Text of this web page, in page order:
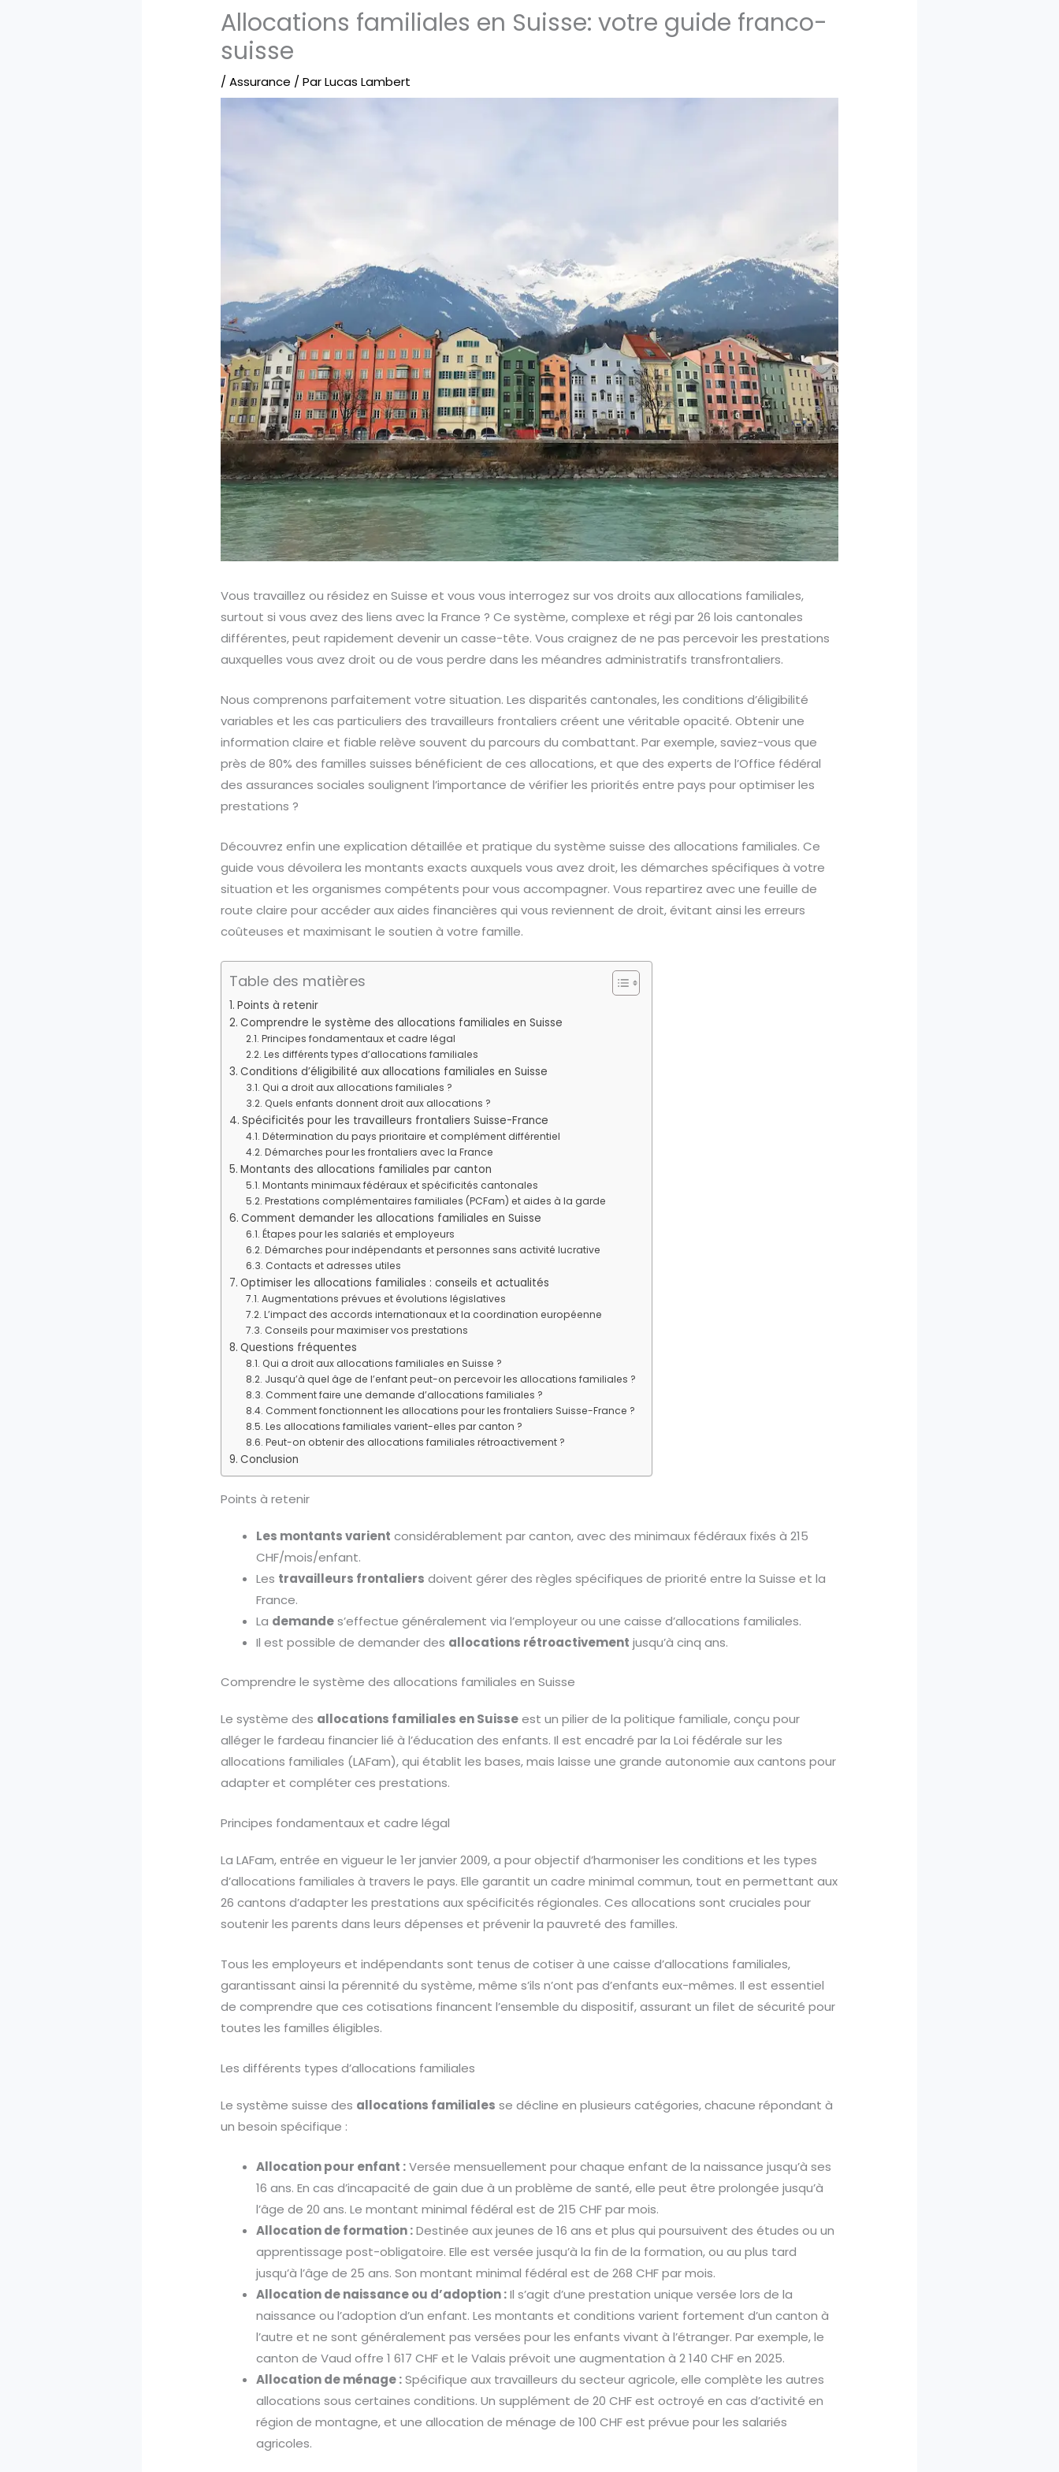
Allocations familiales en Suisse: votre guide franco-
suisse
/Assurance / ParLucas Lambert
Vous travaillez ou résidez en Suisse et vous vous interrogez sur vos droits aux allocations familiales,
surtout si vous avez des liens avec la France ? Ce système, complexe et régi par 26 lois cantonales
différentes, peut rapidement devenir un casse-tête. Vous craignez de ne pas percevoir les prestations
auxquelles vous avez droit ou de vous perdre dans les méandres administratifs transfrontaliers.
Nous comprenons parfaitement votre situation. Les disparités cantonales, les conditions d’éligibilité
variables et les cas particuliers des travailleurs frontaliers créent une véritable opacité. Obtenir une
information claire et fiable relève souvent du parcours du combattant. Par exemple, saviez-vous que
près de 80% des familles suisses bénéficient de ces allocations, et que des experts de l’Office fédéral
des assurances sociales soulignent l’importance de vérifier les priorités entre pays pour optimiser les
prestations ?
Découvrez enfin une explication détaillée et pratique du système suisse des allocations familiales. Ce
guide vous dévoilera les montants exacts auxquels vous avez droit, les démarches spécifiques à votre
situation et les organismes compétents pour vous accompagner. Vous repartirez avec une feuille de
route claire pour accéder aux aides financières qui vous reviennent de droit, évitant ainsi les erreurs
coûteuses et maximisant le soutien à votre famille.
Table des matières
Points à retenir
Comprendre le système des allocations familiales en Suisse
Principes fondamentaux et cadre légal
Les différents types d’allocations familiales
Conditions d’éligibilité aux allocations familiales en Suisse
Qui a droit aux allocations familiales ?
Quels enfants donnent droit aux allocations ?
Spécificités pour les travailleurs frontaliers Suisse-France
Détermination du pays prioritaire et complément différentiel
Démarches pour les frontaliers avec la France
Montants des allocations familiales par canton
Montants minimaux fédéraux et spécificités cantonales
Prestations complémentaires familiales (PCFam) et aides à la garde
Comment demander les allocations familiales en Suisse
Étapes pour les salariés et employeurs
Démarches pour indépendants et personnes sans activité lucrative
Contacts et adresses utiles
Optimiser les allocations familiales : conseils et actualités
Augmentations prévues et évolutions législatives
L’impact des accords internationaux et la coordination européenne
Conseils pour maximiser vos prestations
Questions fréquentes
Qui a droit aux allocations familiales en Suisse ?
Jusqu’à quel âge de l’enfant peut-on percevoir les allocations familiales ?
Comment faire une demande d’allocations familiales ?
Comment fonctionnent les allocations pour les frontaliers Suisse-France ?
Les allocations familiales varient-elles par canton ?
Peut-on obtenir des allocations familiales rétroactivement ?
Conclusion
Points à retenir
Les montants varient considérablement par canton, avec des minimaux fédéraux fixés à 215
CHF/mois/enfant.
Les travailleurs frontaliers doivent gérer des règles spécifiques de priorité entre la Suisse et la
France.
La demandes’effectue généralement via l’employeur ou une caisse d’allocations familiales.
Il est possible de demander des allocations rétroactivement jusqu’à cinq ans.
Comprendre le système des allocations familiales en Suisse
Le système des allocations familiales en Suisseest un pilier de la politique familiale, conçu pour
alléger le fardeau financier lié à l’éducation des enfants. Il est encadré par la Loi fédérale sur les
allocations familiales (LAFam), qui établit les bases, mais laisse une grande autonomie aux cantons pour
adapter et compléter ces prestations.
Principes fondamentaux et cadre légal
La LAFam, entrée en vigueur le 1er janvier 2009, a pour objectif d’harmoniser les conditions et les types
d’allocations familiales à travers le pays. Elle garantit un cadre minimal commun, tout en permettant aux
26 cantons d’adapter les prestations aux spécificités régionales. Ces allocations sont cruciales pour
soutenir les parents dans leurs dépenses et prévenir la pauvreté des familles.
Tous les employeurs et indépendants sont tenus de cotiser à une caisse d’allocations familiales,
garantissant ainsi la pérennité du système, même s’ils n’ont pas d’enfants eux-mêmes. Il est essentiel
de comprendre que ces cotisations financent l’ensemble du dispositif, assurant un filet de sécurité pour
toutes les familles éligibles.
Les différents types d’allocations familiales
Le système suisse des allocations familiales se décline en plusieurs catégories, chacune répondant à
un besoin spécifique :
Allocation pour enfant :Versée mensuellement pour chaque enfant de la naissance jusqu’à ses
16 ans. En cas d’incapacité de gain due à un problème de santé, elle peut être prolongée jusqu’à
l’âge de 20 ans. Le montant minimal fédéral est de 215 CHF par mois.
Allocation de formation :Destinée aux jeunes de 16 ans et plus qui poursuivent des études ou un
apprentissage post-obligatoire. Elle est versée jusqu’à la fin de la formation, ou au plus tard
jusqu’à l’âge de 25 ans. Son montant minimal fédéral est de 268 CHF par mois.
Allocation de naissance ou d’adoption :Il s’agit d’une prestation unique versée lors de la
naissance ou l’adoption d’un enfant. Les montants et conditions varient fortement d’un canton à
l’autre et ne sont généralement pas versées pour les enfants vivant à l’étranger. Par exemple, le
canton de Vaud offre 1 617 CHF et le Valais prévoit une augmentation à 2 140 CHF en 2025.
Allocation de ménage :Spécifique aux travailleurs du secteur agricole, elle complète les autres
allocations sous certaines conditions. Un supplément de 20 CHF est octroyé en cas d’activité en
région de montagne, et une allocation de ménage de 100 CHF est prévue pour les salariés
agricoles.